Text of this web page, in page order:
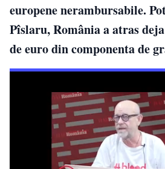
europene nerambursabile.
Pîslaru, România a atras
de euro din componenta de